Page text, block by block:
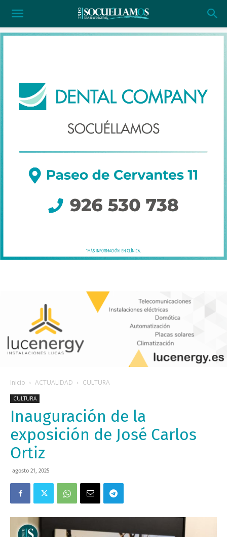
Inicio ACTUALIDAD CULTURA
CULTURA
Inauguración de la
exposición de José Carlos
Ortiz
agosto 21, 2025